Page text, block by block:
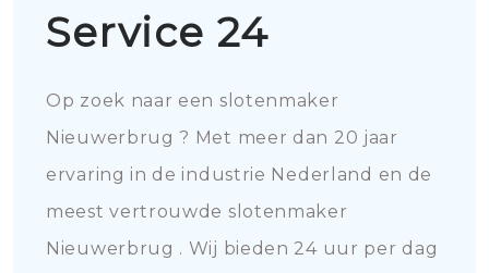
Service 24
Op zoek naar een slotenmaker
Nieuwerbrug ? Met meer dan 20 jaar
ervaring in de industrie Nederland en de
meest vertrouwde slotenmaker
Nieuwerbrug . Wij bieden 24 uur per dag